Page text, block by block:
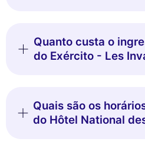
Quanto custa o
do Exército - Les
Quais são os
do Hôtel National